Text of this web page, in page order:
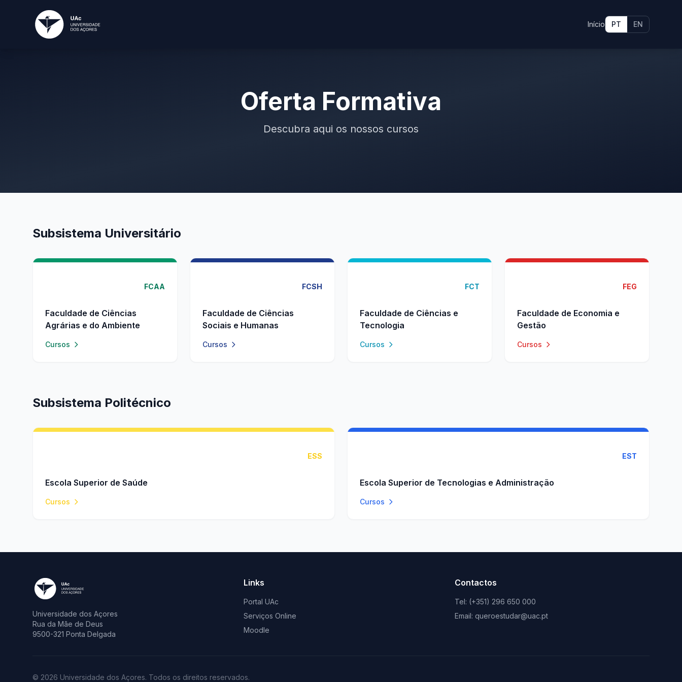
Início PT EN
Oferta Formativa
Descubra aqui os nossos cursos
Subsistema Universitário
FCAA
Faculdade de Ciências
Agrárias e do Ambiente
Cursos
FCSH
Faculdade de Ciências
Sociais e Humanas
Cursos
FCT
Faculdade de Ciências e
Tecnologia
Cursos
FEG
Faculdade de Economia e
Gestão
Cursos
Subsistema Politécnico
ESS
Escola Superior de Saúde
Cursos
EST
Escola Superior de Tecnologias e Administração
Cursos
Universidade dos Açores
Rua da Mãe de Deus
9500-321 Ponta Delgada
Links
Portal UAc
Serviços Online
Moodle
Contactos
Tel: (+351) 296 650 000
Email: queroestudar@uac.pt
© 2026 Universidade dos Açores. Todos os direitos reservados.